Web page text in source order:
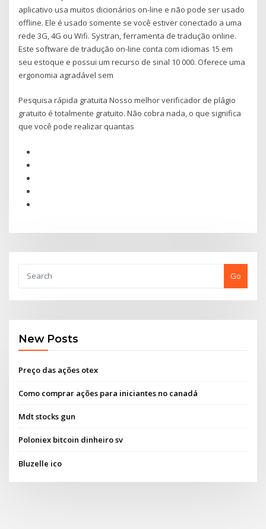
aplicativo usa muitos dicionários on-line e não pode ser usado
offline. Ele é usado somente se você estiver conectado a uma
rede 3G, 4G ou Wifi. Systran, ferramenta de tradução online.
Este software de tradução on-line conta com idiomas 15 em
seu estoque e possui um recurso de sinal 10 000. Oferece uma
ergonomia agradável sem
Pesquisa rápida gratuita Nosso melhor verificador de plágio
gratuito é totalmente gratuito. Não cobra nada, o que significa
que você pode realizar quantas
Go
New Posts
Preço das ações otex
Como comprar ações para iniciantes no canadá
Mdt stocks gun
Poloniex bitcoin dinheiro sv
Bluzelle ico